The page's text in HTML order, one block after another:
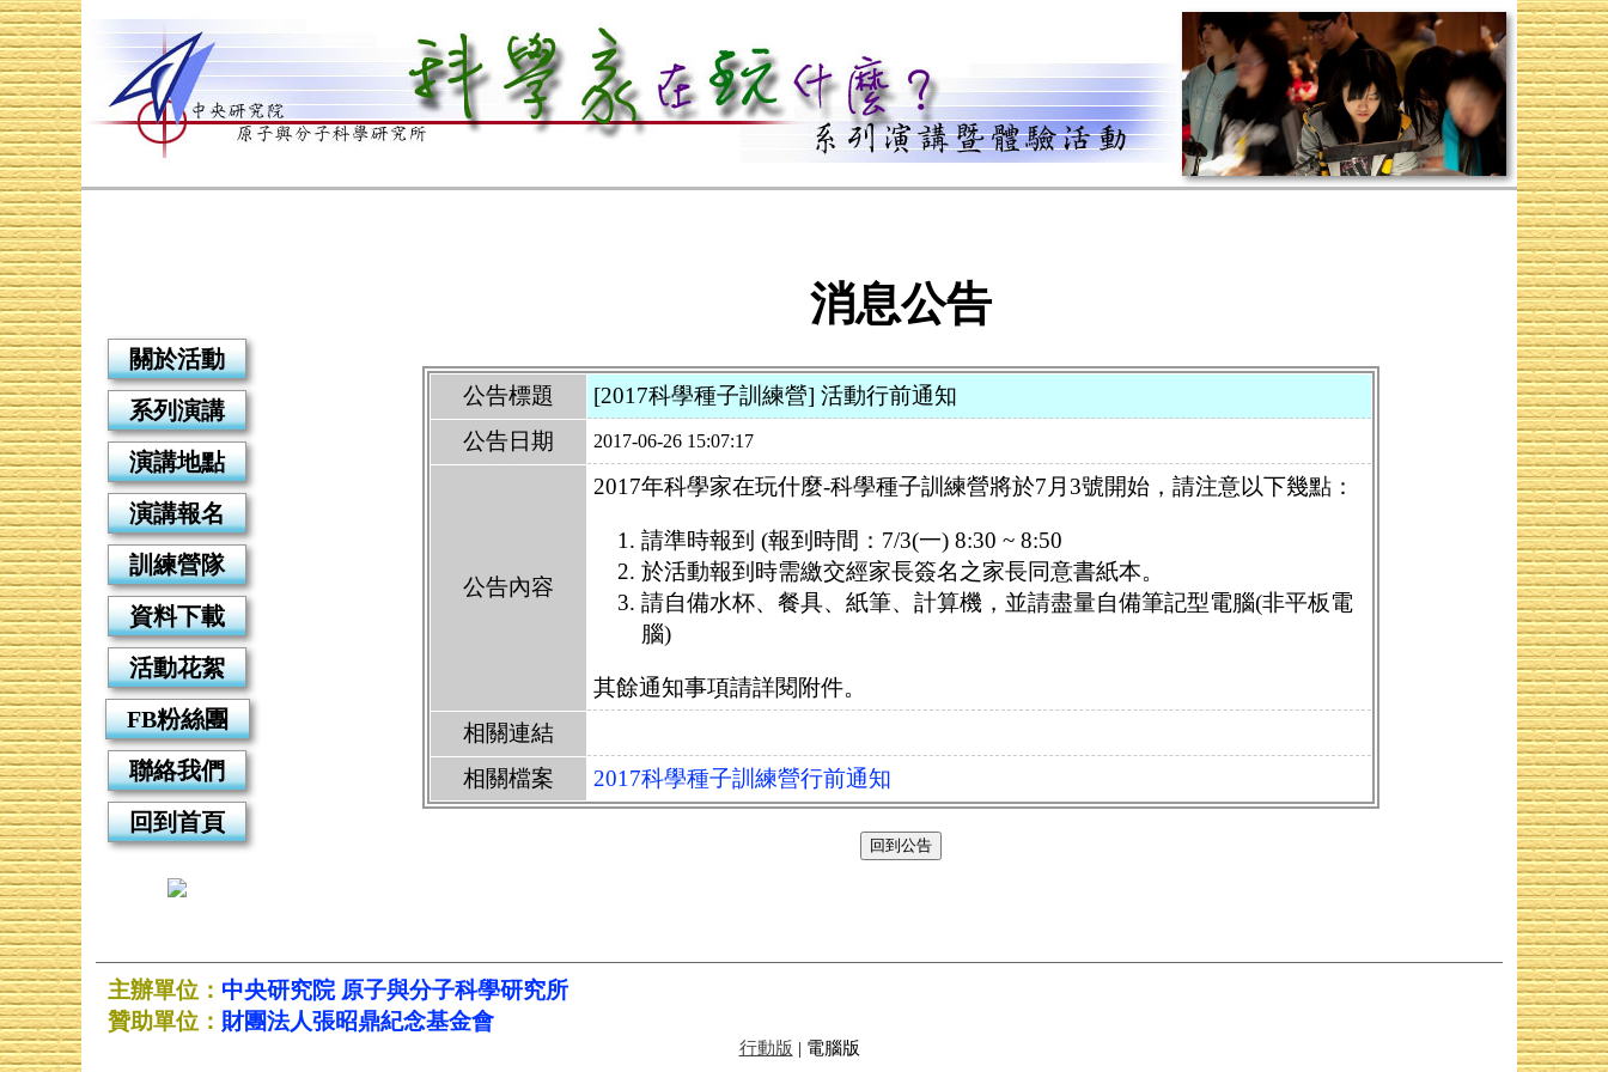
關於活動
系列演講
演講地點
演講報名
訓練營隊
資料下載
活動花絮
FB粉絲團
聯絡我們
回到首頁
消息公告
公告標題
[2017科學種子訓練營] 活動行前通知
公告日期
2017-06-26 15:07:17
公告內容
2017年科學家在玩什麼-科學種子訓練營將於7月3號開始，請注意以下幾點：
請準時報到 (報到時間：7/3(一) 8:30 ~ 8:50
於活動報到時需繳交經家長簽名之家長同意書紙本。
請自備水杯、餐具、紙筆、計算機，並請盡量自備筆記型電腦(非平板電
腦)
其餘通知事項請詳閱附件。
相關連結
相關檔案
2017科學種子訓練營行前通知
回到公告
主辦單位： 中央研究院 原子與分子科學研究所
贊助單位： 財團法人張昭鼎紀念基金會
行動版 | 電腦版